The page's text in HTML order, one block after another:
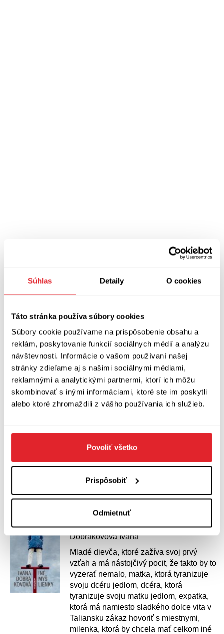
Súhlas Detaily O cookies
Táto stránka používa súbory cookies
Súbory cookie používame na prispôsobenie obsahu a
reklám, poskytovanie funkcií sociálnych médií a analýzu
návštevnosti. Informácie o vašom používaní našej
stránky zdieľame aj s našimi sociálnymi médiami,
reklamnými a analytickými partnermi, ktorí ich môžu
skombinovať s inými informáciami, ktoré ste im poskytli
alebo ktoré zhromaždili z vášho používania ich služieb.
Povoliť všetko
Prispôsobiť
Odmietnuť
Bernardína a iné ženy
Cigániková Jana
Vyzretý knižný debut Jany Cigánikovej sa
vyznačuje osobitým autorským gestom,
ktoré neľútostne, a predsa magicky
načiera až na dno zdanlivo všedných
príbehov o ženách, o rôznych podobách
„Príkrosť vyobrazenia sa tu spája s
imaginatívnosťou, realistickosť s
Kúpiť za 12,83 €
Iné myšlienky
Dobrakovová Ivana
Mladé dievča, ktoré zažíva svoj prvý
vzťah a má nástojčivý pocit, že takto by to
vyzerať nemalo, matka, ktorá tyranizuje
svoju dcéru jedlom, dcéra, ktorá
tyranizuje svoju matku jedlom, expatka,
ktorá má namiesto sladkého dolce vita v
Taliansku zákaz hovoriť s miestnymi,
milenka, ktorá by chcela mať celkom iné